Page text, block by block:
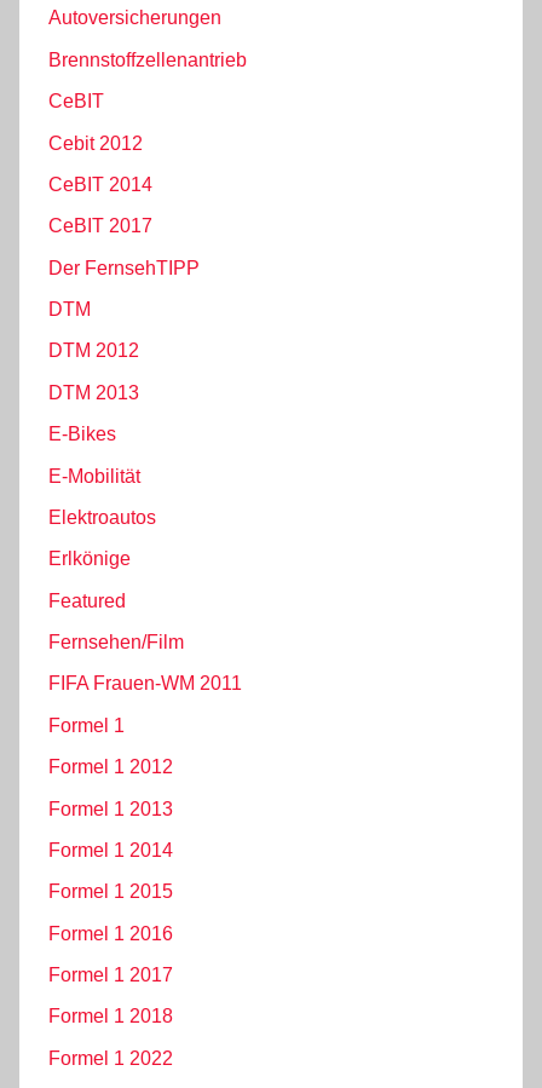
Autoversicherungen
Brennstoffzellenantrieb
CeBIT
Cebit 2012
CeBIT 2014
CeBIT 2017
Der FernsehTIPP
DTM
DTM 2012
DTM 2013
E-Bikes
E-Mobilität
Elektroautos
Erlkönige
Featured
Fernsehen/Film
FIFA Frauen-WM 2011
Formel 1
Formel 1 2012
Formel 1 2013
Formel 1 2014
Formel 1 2015
Formel 1 2016
Formel 1 2017
Formel 1 2018
Formel 1 2022